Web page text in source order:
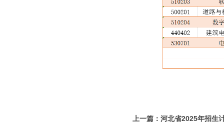
上一篇：河北省2025年招生